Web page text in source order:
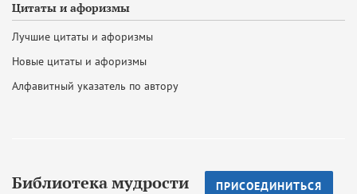
Цитаты и афоризмы
Лучшие цитаты и афоризмы
Новые цитаты и афоризмы
Алфавитный указатель по автору
Библиотека мудрости ПРИСОЕДИНИТЬСЯ